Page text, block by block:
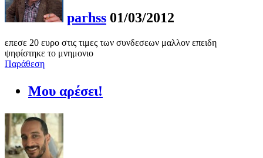
parhss 01/03/2012
επεσε 20 ευρο στις τιμες των συνδεσεων μαλλον επειδη
ψηφίστηκε το μνημονιο
Παράθεση
Μου αρέσει!